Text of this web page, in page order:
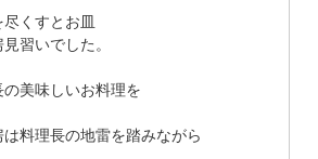
くすとお皿
習いでした。
美味しいお料理を
料理長の地雷を踏みながら